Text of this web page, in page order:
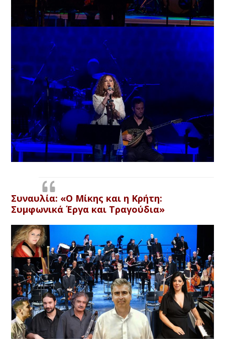
Συναυλία: «Ο Μίκης και η Κρήτη:
Συμφωνικά Έργα και Τραγούδια»